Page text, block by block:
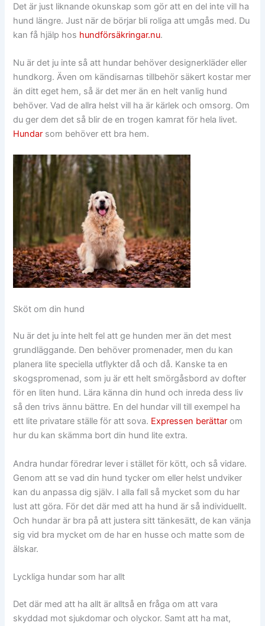
Det är just liknande okunskap som gör att en del inte vill ha
hund längre. Just när de börjar bli roliga att umgås med. Du
kan få hjälp hos hundförsäkringar.nu.
Nu är det ju inte så att hundar behöver designerkläder eller
hundkorg. Även om kändisarnas tillbehör säkert kostar mer
än ditt eget hem, så är det mer än en helt vanlig hund
behöver. Vad de allra helst vill ha är kärlek och omsorg. Om
du ger dem det så blir de en trogen kamrat för hela livet.
Hundar som behöver ett bra hem.
Sköt om din hund
Nu är det ju inte helt fel att ge hunden mer än det mest
grundläggande. Den behöver promenader, men du kan
planera lite speciella utflykter då och då. Kanske ta en
skogspromenad, som ju är ett helt smörgåsbord av dofter
för en liten hund. Lära känna din hund och inreda dess liv
så den trivs ännu bättre. En del hundar vill till exempel ha
ett lite privatare ställe för att sova. Expressen berättar om
hur du kan skämma bort din hund lite extra.
Andra hundar föredrar lever i stället för kött, och så vidare.
Genom att se vad din hund tycker om eller helst undviker
kan du anpassa dig själv. I alla fall så mycket som du har
lust att göra. För det där med att ha hund är så individuellt.
Och hundar är bra på att justera sitt tänkesätt, de kan vänja
sig vid bra mycket om de har en husse och matte som de
älskar.
Lyckliga hundar som har allt
Det där med att ha allt är alltså en fråga om att vara
skyddad mot sjukdomar och olyckor. Samt att ha mat,